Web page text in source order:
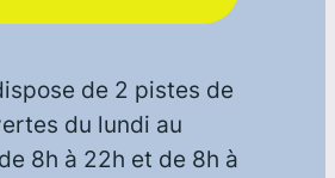
de 2 pistes de
du lundi au
8h à 22h et de 8h à